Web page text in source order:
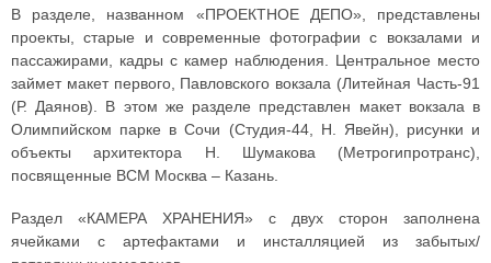
В разделе, названном «ПРОЕКТНОЕ ДЕПО», представлены
проекты, старые и современные фотографии с вокзалами и
пассажирами, кадры с камер наблюдения. Центральное место
займет макет первого, Павловского вокзала (Литейная Часть-91
(Р. Даянов). В этом же разделе представлен макет вокзала в
Олимпийском парке в Сочи (Студия-44, Н. Явейн), рисунки и
объекты архитектора Н. Шумакова (Метрогипротранс),
посвященные ВСМ Москва – Казань.
Раздел «КАМЕРА ХРАНЕНИЯ» с двух сторон заполнена
ячейками с артефактами и инсталляцией из забытых/